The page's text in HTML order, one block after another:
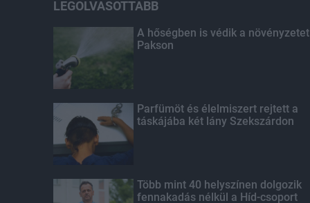
LEGOLVASOTTABB
A hőségben is védik a növényzetet
Pakson
Parfümöt és élelmiszert rejtett a
táskájába két lány Szekszárdon
Több mint 40 helyszínen dolgozik
fennakadás nélkül a Híd-csoport